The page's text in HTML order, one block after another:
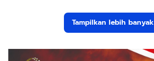
Tampilkan lebih banyak